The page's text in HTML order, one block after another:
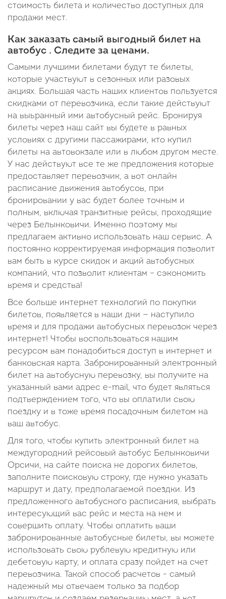
стоимость билета и количество доступных для
продажи мест.
Как заказать самый выгодный билет на
автобус . Следите за ценами.
Самыми лучшими билетами будут те билеты,
которые участвуют в сезонных или разовых
акциях. Большая часть наших клиентов пользуется
скидками от перевозчика, если такие действуют
на выьранный ими автобусный рейс. Бронируя
билеты через наш сайт вы будете в равных
условиях с другими пассажирами, кто купил
билеты на автовокзале или в любом другом месте.
У нас действуют все те же предложения которые
предоставляет перевозчик, а вот онлайн
расписание движения автобусов, при
бронировании у вас будет более точным и
полным, включая транзитные рейсы, проходящие
через Белынковичи. Именно поэтому мы
предлагаем активно использовать наш сервис. А
постоянно корректируемая информация позволит
вам быть в курсе скидок и акций автобусных
компаний, что позволит клиентам – сэкономить
время и средства!
Все больше интернет технологий по покупки
билетов, появляется в наши дни — наступило
время и для продажи автобусных перевозок через
интернет! Чтобы воспользоваться нашим
ресурсом вам понадобиться доступ в интернет и
банковская карта. Забронированный электронный
билет на автобусную перевозку, вы получите на
указанный вами адрес e-mail, что будет являться
подтверждением того, что вы оплатили свою
поездку и в тоже время посадочным билетом на
ваш автобус.
Для того, чтобы купить электронный билет на
междугородний рейсовый автобус Белынковичи
Орсичи, на сайте поиска не дорогих билетов,
заполните поисковую строку, где нужно указать
маршрут и дату, предполагаемой поездки. Из
предложенного автобусного расписания, выбрать
интересующий вас рейс и места на нем и
совершить оплату. Чтобы оплатить ваши
забронированные автобусные билеты, вы можете
использовать свою рублевую кредитную или
дебетовую карту, и оплата сразу пойдет на счет
перевозчика. Такой способ расчетов - самый
надежный мы отвечаем только за подбор